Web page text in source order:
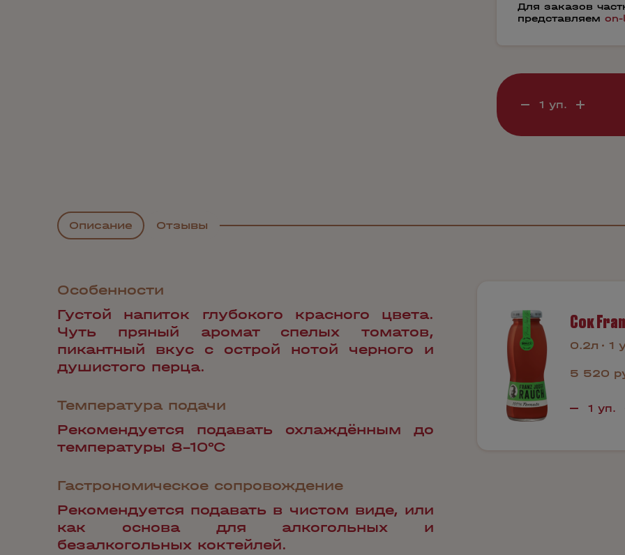
Для заказов
представляем on-
Сок
0.2л 1
5 520
Описание Отзывы
Особенности
Густой напиток глубокого красного цвета.
Чуть пряный аромат спелых томатов,
пикантный вкус с острой нотой черного и
душистого перца.
Температура подачи
Рекомендуется подавать охлаждённым до
температуры 8-10°С
Гастрономическое сопровождение
Рекомендуется подавать в чистом виде, или
как основа для алкогольных и
безалкогольных коктейлей.